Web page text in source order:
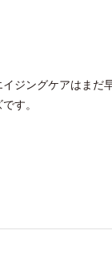
イジングケアはま
す。